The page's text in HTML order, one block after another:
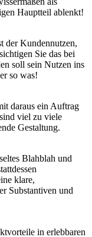
Hauptteil ablenkt!
der Kundennutzen,
Sie das bei
soll sein Nutzen ins
so was!
daraus ein Auftrag
viel zu viele
Gestaltung.
Blahblah und
klare,
Substantiven und
in erlebbaren